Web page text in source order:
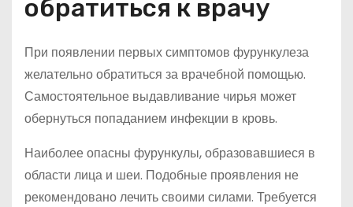
обратиться к врачу
При появлении первых симптомов фурункулеза
желательно обратиться за врачебной помощью.
Самостоятельное выдавливание чирья может
обернуться попаданием инфекции в кровь.
Наиболее опасны фурункулы, образовавшиеся в
области лица и шеи. Подобные проявления не
рекомендовано лечить своими силами. Требуется